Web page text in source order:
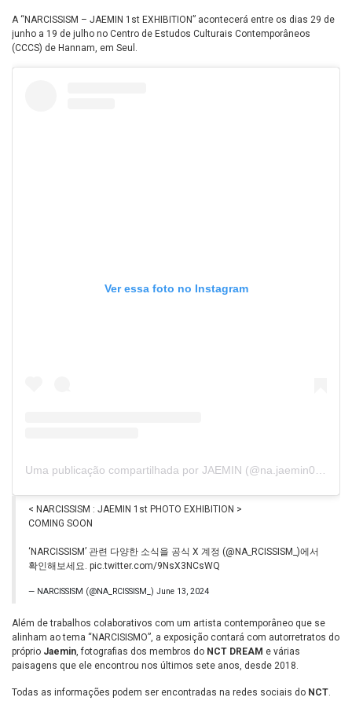
A “NARCISSISM – JAEMIN 1st EXHIBITION” acontecerá entre os dias 29 de
junho a 19 de julho no Centro de Estudos Culturais Contemporâneos
(CCCS) de Hannam, em Seul.
Ver essa foto no Instagram
< NARCISSISM : JAEMIN 1st PHOTO EXHIBITION >
COMING SOON
‘NARCISSISM’ 관련 다양한 소식을 공식 X 계정 (@NA_RCISSISM_ )에서
확인해보세요. pic.twitter.com/9NsX3NCsWQ
— NARCISSISM (@NA_RCISSISM_) June 13, 2024
Além de trabalhos colaborativos com um artista contemporâneo que se
alinham ao tema “NARCISISMO”, a exposição contará com autorretratos do
próprio Jaemin , fotografias dos membros do NCT DREAM e várias
paisagens que ele encontrou nos últimos sete anos, desde 2018.
Todas as informações podem ser encontradas na redes sociais do NCT